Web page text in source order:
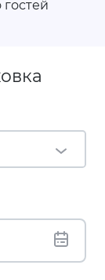
гостей